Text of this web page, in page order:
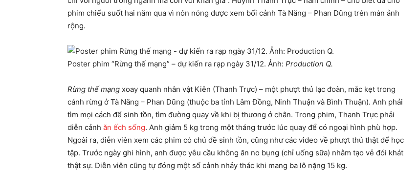
phim chiếu suốt hai năm qua vì nôn nóng được xem bối cảnh Tà Năng – Phan Dũng trên màn ảnh
rộng.
Poster phim “Rừng thế mạng” – dự kiến ra rạp ngày 31/12. Ảnh: Production Q.
Rừng thế mạng xoay quanh nhân vật Kiên (Thanh Trực) – một phượt thủ lạc đoàn, mắc kẹt trong
cánh rừng ở Tà Năng – Phan Dũng (thuộc ba tỉnh Lâm Đồng, Ninh Thuận và Bình Thuận). Anh phải
tìm mọi cách để sinh tồn, tìm đường quay về khi bị thương ở chân. Trong phim, Thanh Trực phải
diễn cảnh ăn ếch sống. Anh giảm 5 kg trong một tháng trước lúc quay để có ngoại hình phù hợp.
Ngoài ra, diễn viên xem các phim có chủ đề sinh tồn, cũng như các video về phượt thủ thật để học
tập. Trước ngày ghi hình, anh được yêu cầu không ăn no bụng (chỉ uống sữa) nhằm tạo vẻ đói khát
thật sự. Diễn viên cũng tự đóng một số cảnh nhảy thác khi mang ba lô nặng 15 kg.